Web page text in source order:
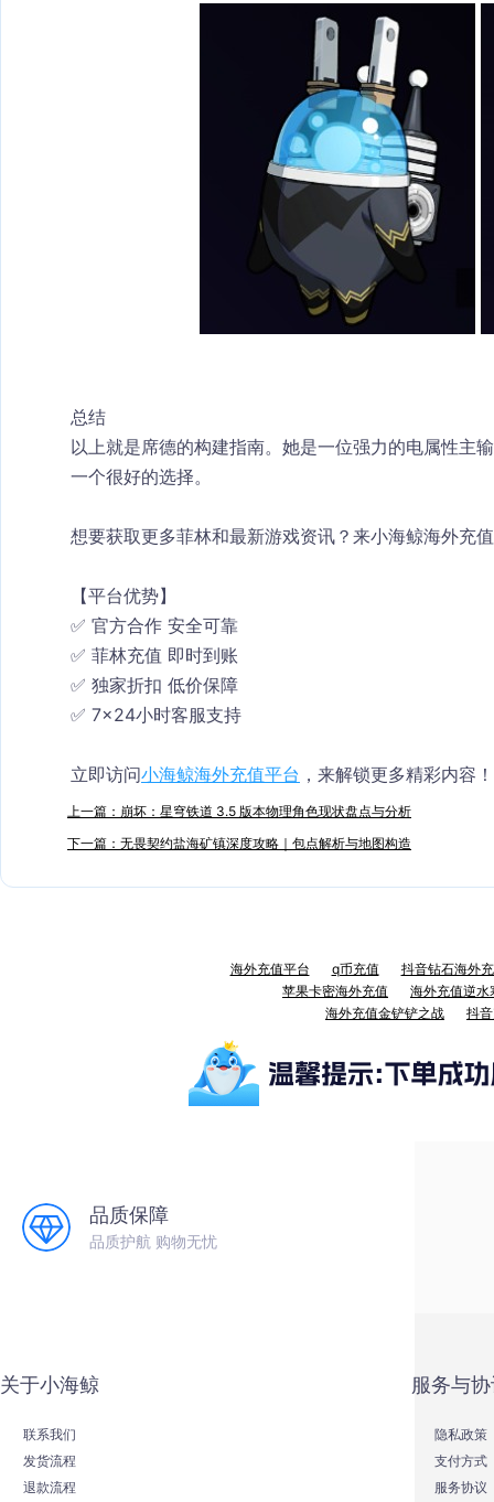
总结
以上就是席德的构建指南。她是一位强力的电属性主
一个很好的选择。
想要获取更多菲林和最新游戏资讯？来小海鲸海外充
【平台优势】
✅ 官方合作 安全可靠
✅ 菲林充值 即时到账
✅ 独家折扣 低价保障
✅ 7×24小时客服支持
立即访问小海鲸海外充值平台 ，来解锁更多精彩内容！
上一篇：崩坏：星穹铁道 3.5 版本物理角色现状盘点与分析
下一篇：无畏契约盐海矿镇深度攻略｜包点解析与地图构造
海外充值平台 q币充值
抖音钻石海外
苹果卡密海外充值
海外充值逆水
海外充值金铲铲之战
抖
品质保障
品质护航 购物无忧
关于小海鲸
联系我们
发货流程
退款流程
服务与
隐私政策
支付方式
服务协议